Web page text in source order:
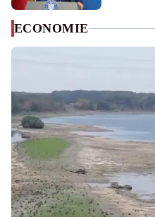
ECONOMIE